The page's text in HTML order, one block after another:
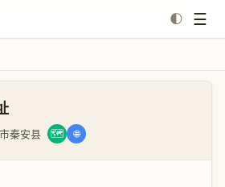
🌓 ☰
秦安县 🗺️ 🌐